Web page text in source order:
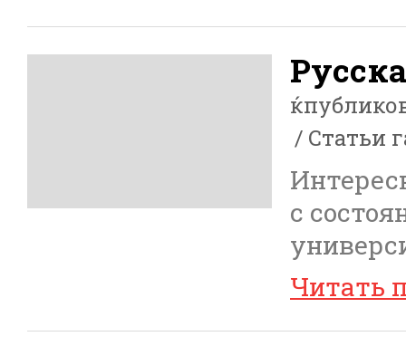
Статьи
с
Читать